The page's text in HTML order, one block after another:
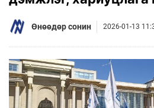
Өнөөдөр сонин 2026-01-13